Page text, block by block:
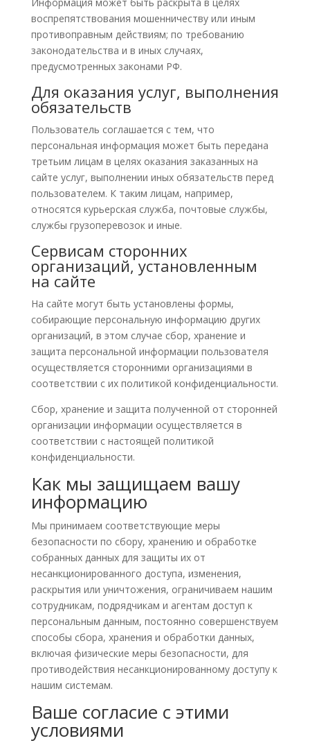
воспрепятствования мошенничеству или иным
противоправным действиям; по требованию
законодательства и в иных случаях,
предусмотренных законами РФ.
Для оказания услуг, выполнения
обязательств
Пользователь соглашается с тем, что
персональная информация может быть передана
третьим лицам в целях оказания заказанных на
сайте услуг, выполнении иных обязательств перед
пользователем. К таким лицам, например,
относятся курьерская служба, почтовые службы,
службы грузоперевозок и иные.
Сервисам сторонних
организаций, установленным
на сайте
На сайте могут быть установлены формы,
собирающие персональную информацию других
организаций, в этом случае сбор, хранение и
защита персональной информации пользователя
осуществляется сторонними организациями в
соответствии с их политикой конфиденциальности.
Сбор, хранение и защита полученной от сторонней
организации информации осуществляется в
соответствии с настоящей политикой
конфиденциальности.
Как мы защищаем вашу
информацию
Мы принимаем соответствующие меры
безопасности по сбору, хранению и обработке
собранных данных для защиты их от
несанкционированного доступа, изменения,
раскрытия или уничтожения, ограничиваем нашим
сотрудникам, подрядчикам и агентам доступ к
персональным данным, постоянно совершенствуем
способы сбора, хранения и обработки данных,
включая физические меры безопасности, для
противодействия несанкционированному доступу к
нашим системам.
Ваше согласие с этими
условиями